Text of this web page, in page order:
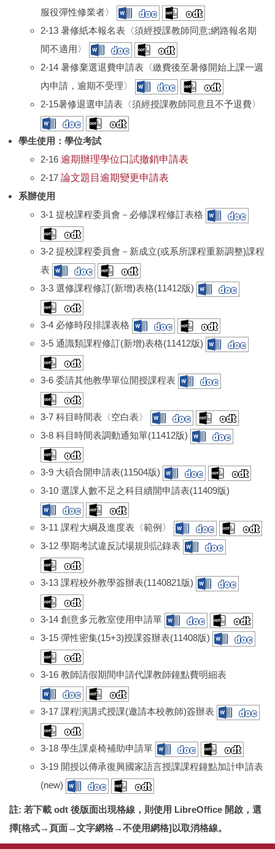
服役彈性修業者〉
2-13 暑修紙本報名表〈須經授課教師同意;網路報名期
間不適用〉
2-14 暑修棄選退費申請表〈繳費後至暑修開始上課一週
內申請，逾期不受理〉
2-15暑修退選申請表〈須經授課教師同意且不予退費〉
學生使用：學位考試
2-16逾期辦理學位口試撤銷申請表
2-17論文題目逾期變更申請表
系辦使用
3-1 提校課程委員會－必修課程修訂表格
3-2 提校課程委員會－新成立(或系所課程重新調整)課程
表
3-3 選修課程修訂(新增)表格(11412版)
3-4 必修時段排課表格
3-5 通識類課程修訂(新增)表格(11412版)
3-6 委請其他教學單位開授課程表
3-7 科目時間表〈空白表〉
3-8 科目時間表調動通知單(11412版)
3-9 大碩合開申請表(11504版)
3-10 選課人數不足之科目續開申請表(11409版)
3-11 課程大綱及進度表〈範例〉
3-12 學期考試違反試場規則記錄表
3-13 課程校外教學簽辦表(1140821版)
3-14 創意多元教室使用申請單
3-15 彈性密集(15+3)授課簽辦表(11408版)
3-16 教師請假期間申請代課教師鐘點費明細表
3-17 課程演講式授課(邀請本校教師)簽辦表
3-18 學生課桌椅補助申請單
3-19 開授以傳承復興國家語言授課課程鐘點加計申請表
(new)
註: 若下載 odt 後版面出現格線，則使用 LibreOffice 開啟，選
擇[格式→頁面→文字網格→不使用網格]以取消格線。